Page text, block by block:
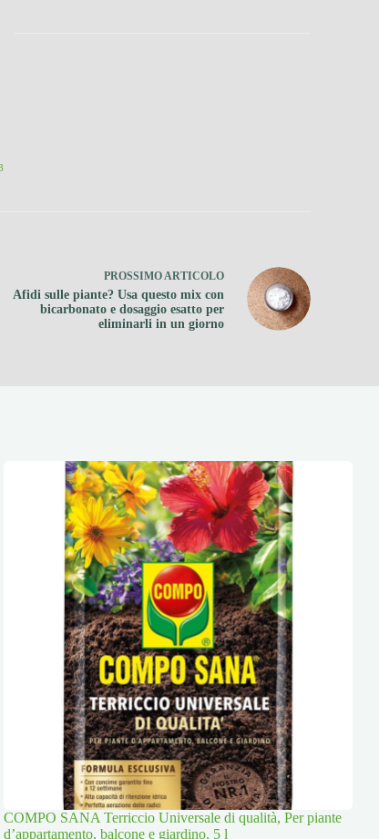
PROSSIMO ARTICOLO
Afidi sulle piante? Usa questo mix con
bicarbonato e dosaggio esatto per
eliminarli in un giorno
COMPO SANA Terriccio Universale di qualità, Per piante
d’appartamento, balcone e giardino, 5 l